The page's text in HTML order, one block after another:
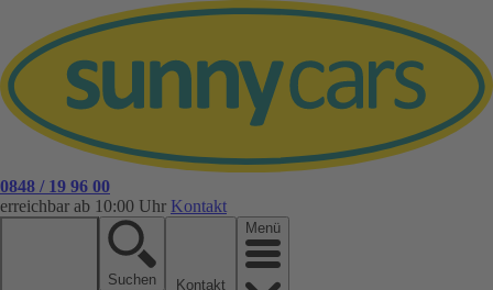
0848 / 19 96 00
erreichbar ab 10:00 Uhr Kontakt
Suchen
Menü